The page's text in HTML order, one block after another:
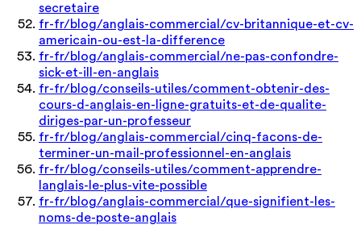
secretaire
fr-fr/blog/anglais-commercial/cv-britannique-et-cv-
americain-ou-est-la-difference
fr-fr/blog/anglais-commercial/ne-pas-confondre-
sick-et-ill-en-anglais
fr-fr/blog/conseils-utiles/comment-obtenir-des-
cours-d-anglais-en-ligne-gratuits-et-de-qualite-
diriges-par-un-professeur
fr-fr/blog/anglais-commercial/cinq-facons-de-
terminer-un-mail-professionnel-en-anglais
fr-fr/blog/conseils-utiles/comment-apprendre-
langlais-le-plus-vite-possible
fr-fr/blog/anglais-commercial/que-signifient-les-
noms-de-poste-anglais